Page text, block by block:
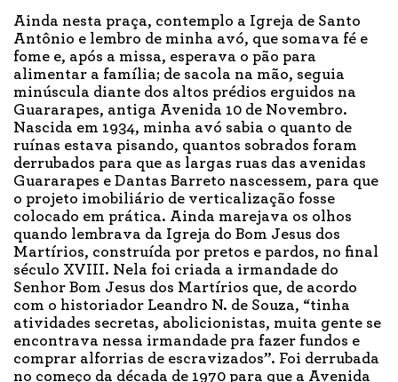
Ainda nesta praça, contemplo a Igreja de Santo
Antônio e lembro de minha avó, que somava fé e
fome e, após a missa, esperava o pão para
alimentar a família; de sacola na mão, seguia
minúscula diante dos altos prédios erguidos na
Guararapes, antiga Avenida 10 de Novembro.
Nascida em 1934, minha avó sabia o quanto de
ruínas estava pisando, quantos sobrados foram
derrubados para que as largas ruas das avenidas
Guararapes e Dantas Barreto nascessem, para que
o projeto imobiliário de verticalização fosse
colocado em prática. Ainda marejava os olhos
quando lembrava da Igreja do Bom Jesus dos
Martírios, construída por pretos e pardos, no final
século XVIII. Nela foi criada a irmandade do
Senhor Bom Jesus dos Martírios que, de acordo
com o historiador Leandro N. de Souza, “tinha
atividades secretas, abolicionistas, muita gente se
encontrava nessa irmandade pra fazer fundos e
comprar alforrias de escravizados”. Foi derrubada
no começo da década de 1970 para que a Avenida